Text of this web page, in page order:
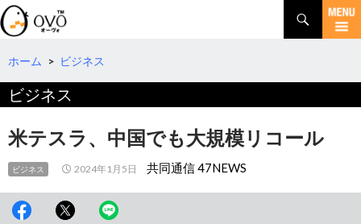
検
索
コ
テ
へ
移
動
ホーム > ビジネス
ビジネス
米テスラ、中国でも大規模リコール
ビジネス 2024年1月5日 共同通信 47NEWS